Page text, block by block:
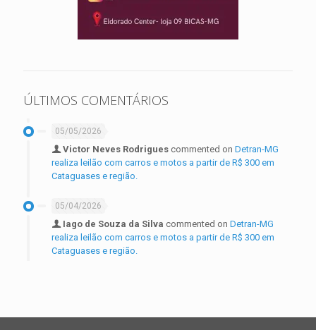
ÚLTIMOS COMENTÁRIOS
05/05/2026
Victor Neves Rodrigues commented on Detran-MG
realiza leilão com carros e motos a partir de R$ 300 em
Cataguases e região.
05/04/2026
Iago de Souza da Silva commented on Detran-MG
realiza leilão com carros e motos a partir de R$ 300 em
Cataguases e região.